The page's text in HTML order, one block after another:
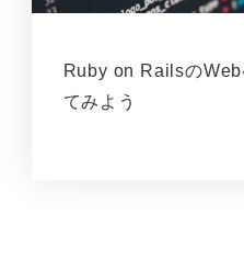
Ruby on Railsの
てみよう